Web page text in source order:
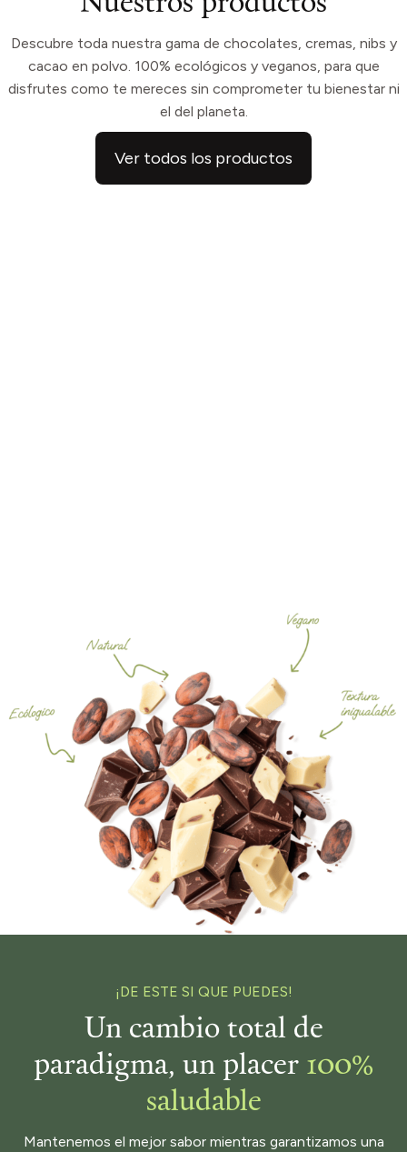
Descubre toda nuestra gama de chocolates, cremas, nibs y
cacao en polvo. 100% ecológicos y veganos, para que
disfrutes como te mereces sin comprometer tu bienestar ni
el del planeta.
Ver todos los productos
¡DE ESTE SI QUE PUEDES!
Un cambio total de
paradigma, un placer 100%
saludable
Mantenemos el mejor sabor mientras garantizamos una